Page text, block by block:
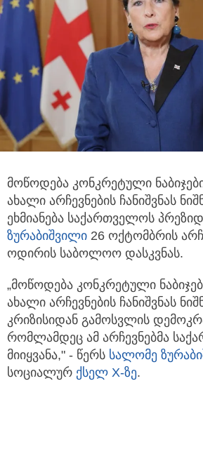
მოწოდება კონკრეტული
ახალი არჩევნების ჩანიშვნას
ეხმიანება საქართველოს
ზურაბიშვილი 26 ოქტომბრის
ოდირის საბოლოო დასკვნას.
„მოწოდება კონკრეტული
ახალი არჩევნების ჩანიშვნას
კრიზისიდან გამოსვლის
რომლამდეც ამ არჩევნებმა
მიიყვანა," - წერს სალომე
სოციალურ ქსელ X-ზე.